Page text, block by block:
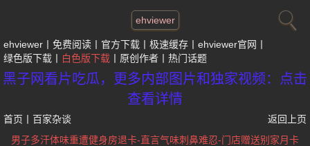
ehviewer
ehviewer 免费阅读 官方下载 极速缓存
ehviewer官网
绿色版下载
白色版下载 原创作者 热门话题
黑子网看片吃瓜，更多内部图片和独家视频：点击
查看详情
首页 百家杂谈
返回上页
男子多汗体味重遭健身房退卡-直言气味刺鼻难忍-门店赠送别家月卡